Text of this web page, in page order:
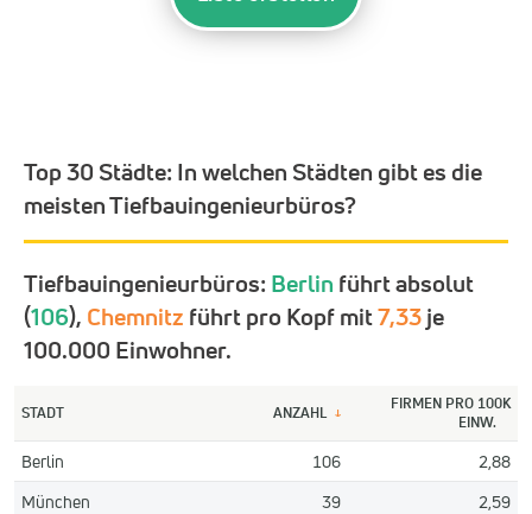
Top 30 Städte: In welchen Städten gibt es die
meisten Tiefbauingenieurbüros?
Tiefbauingenieurbüros: Berlin führt absolut
(106), Chemnitz führt pro Kopf mit7,33je
100.000 Einwohner.
STADT ANZAHL ↓
FIRMEN PRO 100K
EINW.
Berlin 106
2,88
München
39
2,59